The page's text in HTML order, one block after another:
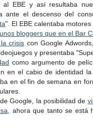
al EBE y así resultaba
ante el descenso del
". El EBE calentaba
bloggers que en el Bar
crisis con Google
y presentaba
como argumento de
en el cabio de identidad
en el fin de semana en
Google, la posibilidad de
, ahora que tanto se está